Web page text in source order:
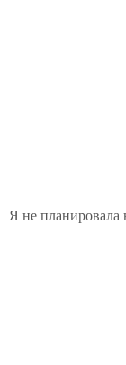
Я не планировала